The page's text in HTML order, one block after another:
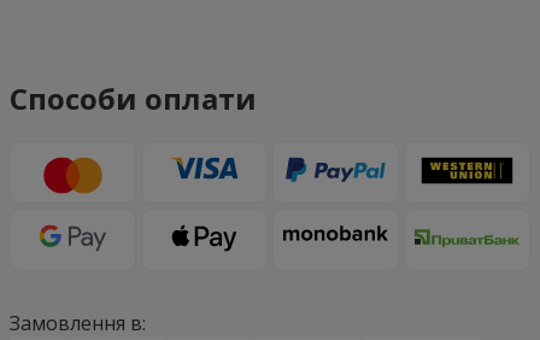
Способи оплати
Замовлення в: